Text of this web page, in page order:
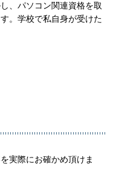
、パソコン関連資格を取
。学校で私自身が受けた
実際にお確かめ頂けま